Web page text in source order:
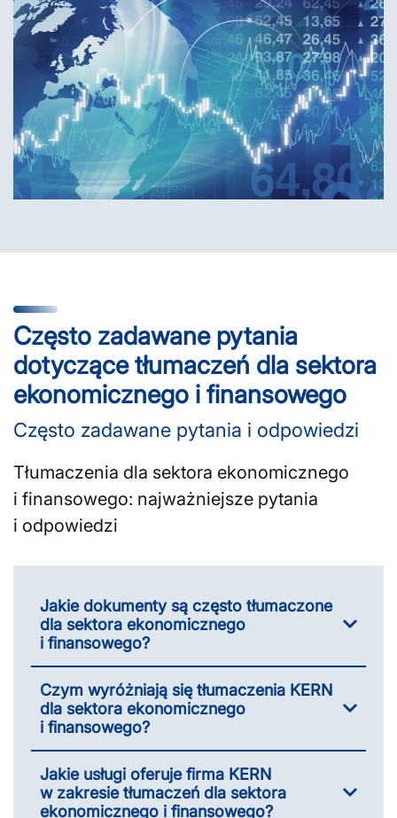
Często zadawane pytania
dotyczące tłumaczeń dla sektora
ekonomicznego i finansowego
Często zadawane pytania i odpowiedzi
Tłumaczenia dla sektora ekonomicznego
i finansowego: najważniejsze pytania
i odpowiedzi
Jakie dokumenty są często tłumaczone
dla sektora ekonomicznego
i finansowego?
Czym wyróżniają się tłumaczenia KERN
dla sektora ekonomicznego
i finansowego?
Jakie usługi oferuje firma KERN
w zakresie tłumaczeń dla sektora
ekonomicznego i finansowego?